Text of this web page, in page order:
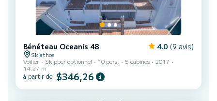
Bénéteau Oceanis 48 4.0 (9 avis)
Skiathos
Voilier
Skipper optionnel 10 pers. 5 cabines
2017
14.27 m
à partir de $346,26